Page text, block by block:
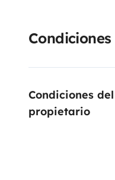
Condiciones del
propietario